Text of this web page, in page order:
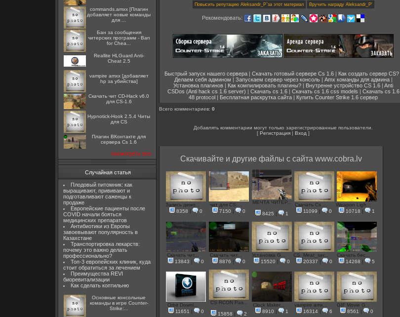
commands.amxx [Плагин
добавляет новые команды
для ...
Бан за сообщения
читерских программ - Ban
for Chea...
Reallite HLGuard Anti-
Cheat 2.5
vampire amxx [добавляет
hp за убийства]
Скачать чит CD-Hack v6.0
для CS-1.6
Hypnotick-Hook 2.5.4 Читы
для CS
Плагин ВКонтакте для
сервера Cs 1.6
посмотреть все
Случайная статья
Плодовый питомник: как
выращивают, прививают и
подготавливают саженцы к
продаже
Европейские пациенты после
COVID начали бояться
медицинских препаратов
Антибиотики из Европы
завоевывают популярность в
Казахстане
Транспортировка лекарств:
почему это важно делать
профессионально?
Топ-3 европейских клиник, куда
стоит обратиться за лечением
Преимущества REVI
биоревитализации
Как сделать коптильню
Основные консольные
команды в игре Counter-
Strike:...
Рекомендовать:
Быстрый запуск нашего сервера | Скачать готовый сервере Cs 1.6 | Как создать сервер CS?
Делаем себя админом | Запускаем сервер через консоль| Amx команды для админа|
Установка плагинов | Как компилировать плагины? | Внутренне устройство CS 1.6 | Anti
CSDos (Anti hack cs 1.6 server) | Скачать cs 1.6| Скачать cs 1.6 css models | Скачать cs 1.6
48 protocol | Бесплатная раскрутка сайта | Купить Counter Strike 1.6 сервер
Всего комментариев: 0
Добавлять комментарии могут только зарегистрированные пользователи.
[ Регистрация | Вход ]
Скачивайте и другие файлы с сайта www.cobra.lv
Запись демо...
8358 | 0
чит для CS:...
7150 | 0
МЕЧТА ЧИТЕР...
8425 | 1
Скачать Cs ...
11099 | 0
Weapon Ligh...
10718 | 1
Скачать чит...
13843 | 0
Скачать чит...
8876 | 0
Установка G...
15520 | 0
CS_Meat_ser...
20337 | 0
Скачать бес...
14268 | 5
Orbit Downl...
11651 | 0
CS RCON Pas...
15858 | 2
Clock Maker...
8910 | 1
vampire amx...
16314| 6
GIF Movie G...
8561 | 0